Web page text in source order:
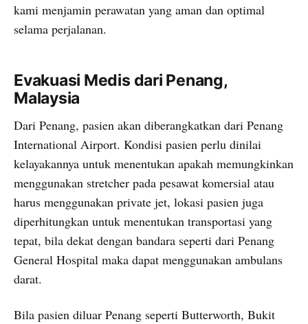
kami menjamin perawatan yang aman dan optimal
selama perjalanan.
Evakuasi Medis dari Penang,
Malaysia
Dari Penang, pasien akan diberangkatkan dari Penang
International Airport. Kondisi pasien perlu dinilai
kelayakannya untuk menentukan apakah memungkinkan
menggunakan stretcher pada pesawat komersial atau
harus menggunakan private jet, lokasi pasien juga
diperhitungkan untuk menentukan transportasi yang
tepat, bila dekat dengan bandara seperti dari Penang
General Hospital maka dapat menggunakan ambulans
darat.
Bila pasien diluar Penang seperti Butterworth, Bukit